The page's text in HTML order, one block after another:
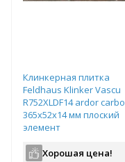
Клинкерная плитка
Feldhaus Klinker Vascu
R752XLDF14 ardor carbo
365х52х14 мм плоский
элемент
Хорошая цена!